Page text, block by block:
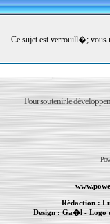
Ce sujet est verrouill�; vous
Pour soutenir le
Rédaction :
Design :Ga�l - Logo